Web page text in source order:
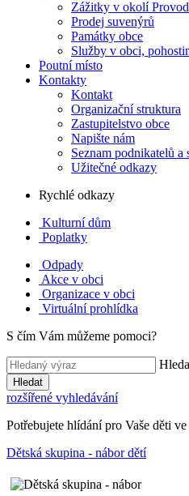
Zážitky v okolí
Prodej suvenýrů
Památky obce
Služby v obci,
Poutní místo
Kontakty
Kontakt
Organizační struktura
Zastupitelstvo obce
Napište nám
Seznam podnikatelů a
Užitečné odkazy
Rychlé odkazy
Kulturní dům
Poplatky
Odpady
Akce v obci
Organizace v obci
Virtuální prohlídka
S čím Vám můžeme pomoci?
Hledat
rozšířené vyhledávání
Potřebujete hlídání pro Vaše děti
Dětská skupina - nábor dětí